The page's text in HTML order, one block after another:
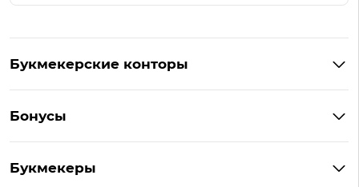
Букмекерские конторы
Букмекеры на Андроид
Бонусы
Бонус на депозит
Букмекеры